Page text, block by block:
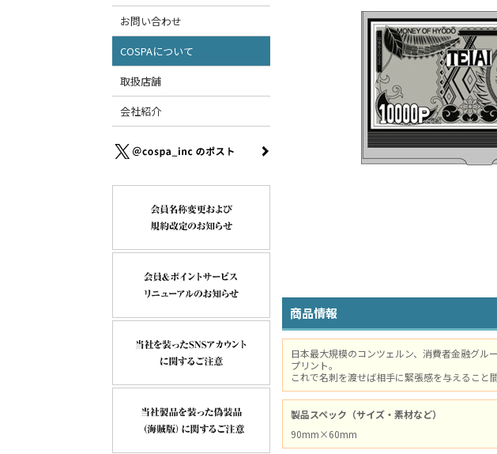
お問い合わせ
COSPAについて
取扱店舗
会社紹介
商品情報
日本最大規模のコンツェルン、消費者金融グル
プリント。
これで名刺を渡せば相手に緊張感を与えること
製品スペック（サイズ・素材など）
90mm×60mm